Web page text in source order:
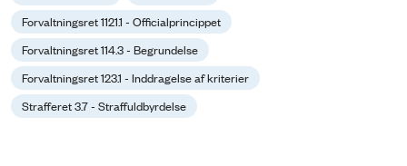
Forvaltningsret 1121.1 - Officialprincippet
Forvaltningsret 114.3 - Begrundelse
Forvaltningsret 123.1 - Inddragelse af kriterier
Strafferet 3.7 - Straffuldbyrdelse